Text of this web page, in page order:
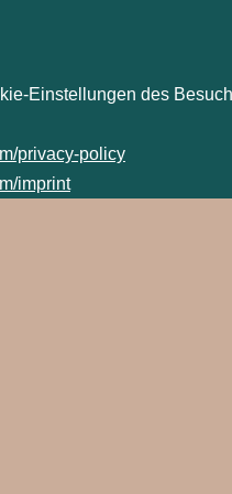
Einstellungen des
privacy-policy
imprint